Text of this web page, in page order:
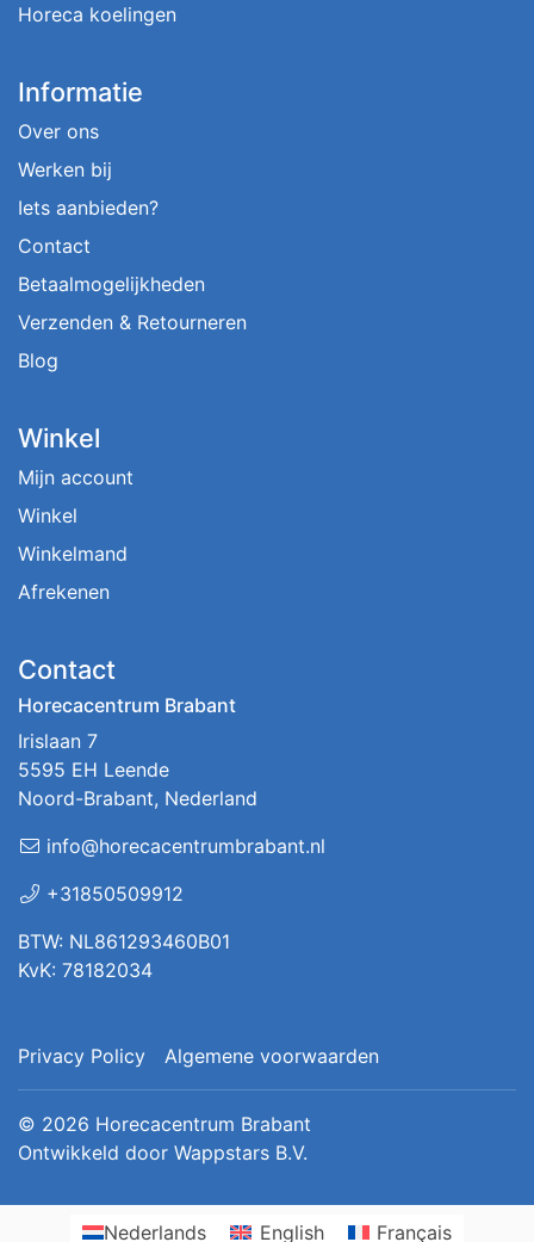
Horeca koelingen
Informatie
Over ons
Werken bij
Iets aanbieden?
Contact
Betaalmogelijkheden
Verzenden & Retourneren
Blog
Winkel
Mijn account
Winkel
Winkelmand
Afrekenen
Contact
Horecacentrum Brabant
Irislaan 7
5595 EH Leende
Noord-Brabant, Nederland
info@horecacentrumbrabant.nl
+31850509912
BTW: NL861293460B01
KvK: 78182034
Privacy Policy Algemene voorwaarden
© 2026 Horecacentrum Brabant
Ontwikkeld door Wappstars B.V.
Nederlands English Français